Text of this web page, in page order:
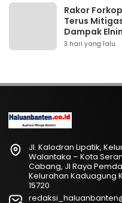
Rakor
Terus
Dampak
3 hari yang lalu
Jl. Kalodran Lipatik,
Walantaka – Kota
Cabang, Jl Raya
Kelurahan Kaduagung
15720